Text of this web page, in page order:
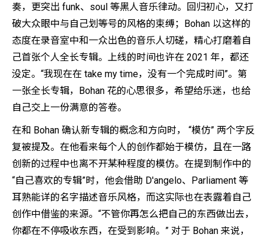
奏，更突出 funk、soul 等黑人音乐律动。回归初心，又打
破大众眼中与自己划等号的风格的束缚；Bohan 以这样的
态度在录音室中和一众出色的音乐人切磋，精心打磨着自
己首张个人全长专辑。上线的时间也许在 2021 年，都还
没定。“我现在在 take my time，没有一个完成时间”。第
一张全长专辑，Bohan 花的心思很多，希望给乐迷，也给
自己交上一份满意的答卷。
在和 Bohan 确认新专辑的概念和方向时， “模仿” 两个字反
复被提及。在他看来每个人的创作都始于模仿，且在一路
创新的过程中也离不开某种程度的模仿。在提到制作中的
“自己喜欢的专辑”时，他会借助 D'angelo、Parliament 等
耳熟能详的名字描述音乐风格，而这实际也在表露着自己
创作中借鉴的来源。“不管你再怎么把自己的东西做出去，
你都在不停吸收东西，在受到影响。” 对于 Bohan 来说，